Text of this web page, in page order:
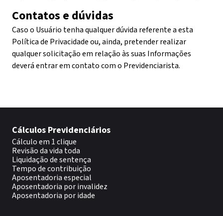
Contatos e dúvidas
Caso o Usuário tenha qualquer dúvida referente a esta
Política de Privacidade ou, ainda, pretender realizar
qualquer solicitação em relação às suas Informações
deverá entrar em contato com o Previdenciarista.
Cálculos Previdenciários
Cálculo em 1 clique
Revisão da vida toda
Liquidação de sentença
Tempo de contribuição
Aposentadoria especial
Aposentadoria por invalidez
Aposentadoria por idade